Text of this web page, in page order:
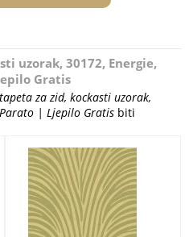
uzorak, 30172, Energie,
Gratis
za zid, kockasti uzorak,
| Ljepilo Gratis biti